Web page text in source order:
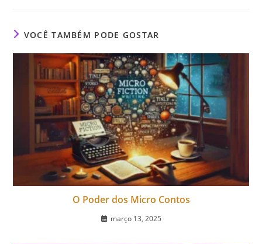
VOCÊ TAMBÉM PODE GOSTAR
O Poder dos Micro Contos
março 13, 2025